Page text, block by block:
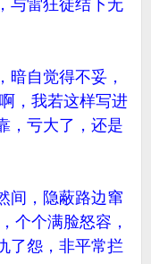
与雷狂徒结下无
暗自觉得不妥，
，我若这样写进
，亏大了，还是
间，隐蔽路边窜
个个满脸怒容，
了怨，非平常拦